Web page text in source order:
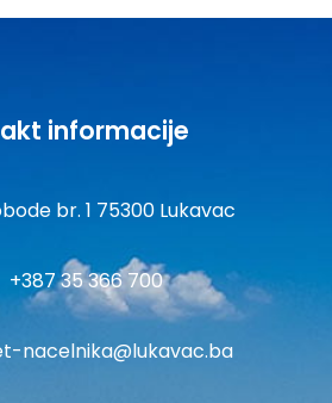
informacije
br. 1 75300 Lukavac
+387 35 366 700
nacelnika@lukavac.ba